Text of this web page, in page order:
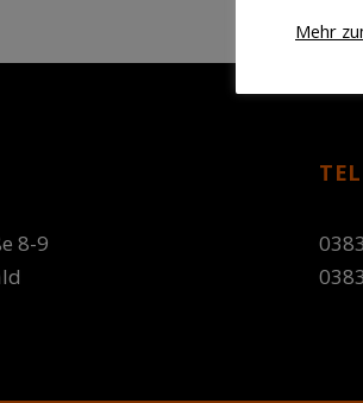
8-9
Mehr